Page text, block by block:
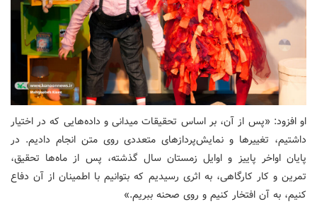
او افزود: «پس از آن، بر اساس تحقیقات میدانی و داده‌هایی که در اختیار
داشتیم، تغییرها و نمایش‌پردازهای متعددی روی متن انجام دادیم. در
پایان اواخر پاییز و اوایل زمستان سال گذشته، پس از ماه‌ها تحقیق،
تمرین و کار کارگاهی، به اثری رسیدیم که بتوانیم با اطمینان از آن دفاع
کنیم، به آن افتخار کنیم و روی صحنه ببریم.»